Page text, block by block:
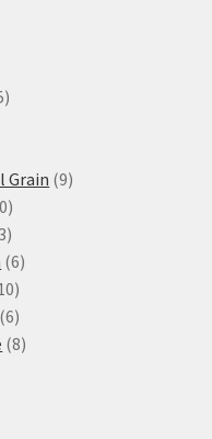
5
Grain 99
10
produktů
13
produktů
66
10
produktů
66
produktů
88